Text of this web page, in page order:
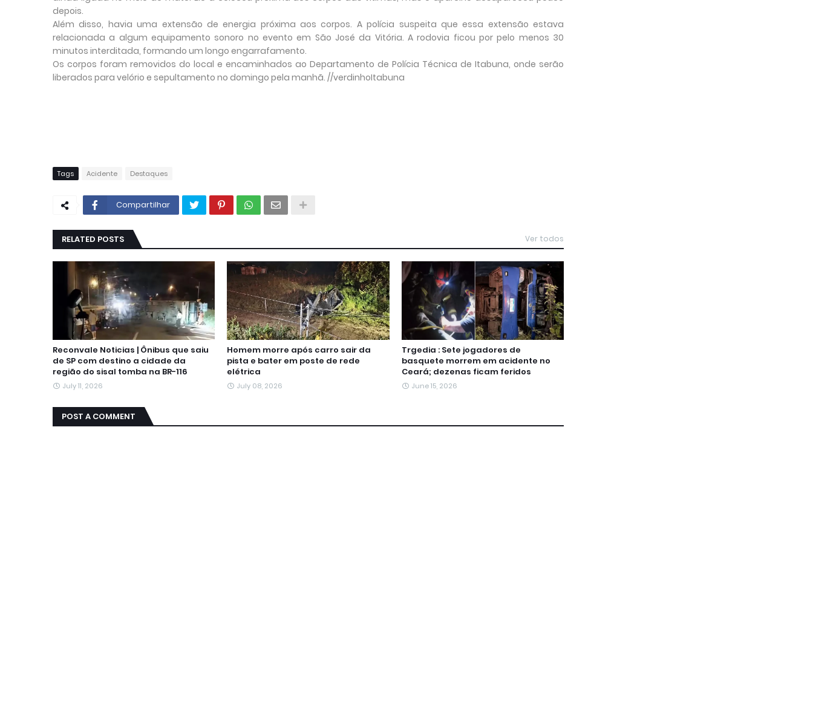
depois.
Além disso, havia uma extensão de energia próxima aos corpos. A polícia suspeita que essa extensão estava
relacionada a algum equipamento sonoro no evento em São José da Vitória. A rodovia ficou por pelo menos 30
minutos interditada, formando um longo engarrafamento.
Os corpos foram removidos do local e encaminhados ao Departamento de Polícia Técnica de Itabuna, onde serão
liberados para velório e sepultamento no domingo pela manhã. //verdinhoItabuna
Tags Acidente Destaques
Compartilhar
RELATED POSTS Ver todos
Reconvale Noticias | Ônibus que saiu
de SP com destino a cidade da
região do sisal tomba na BR-116
July 11, 2026
Homem morre após carro sair da
pista e bater em poste de rede
elétrica
July 08, 2026
Trgedia : Sete jogadores de
basquete morrem em acidente no
Ceará; dezenas ficam feridos
June 15, 2026
POST A COMMENT